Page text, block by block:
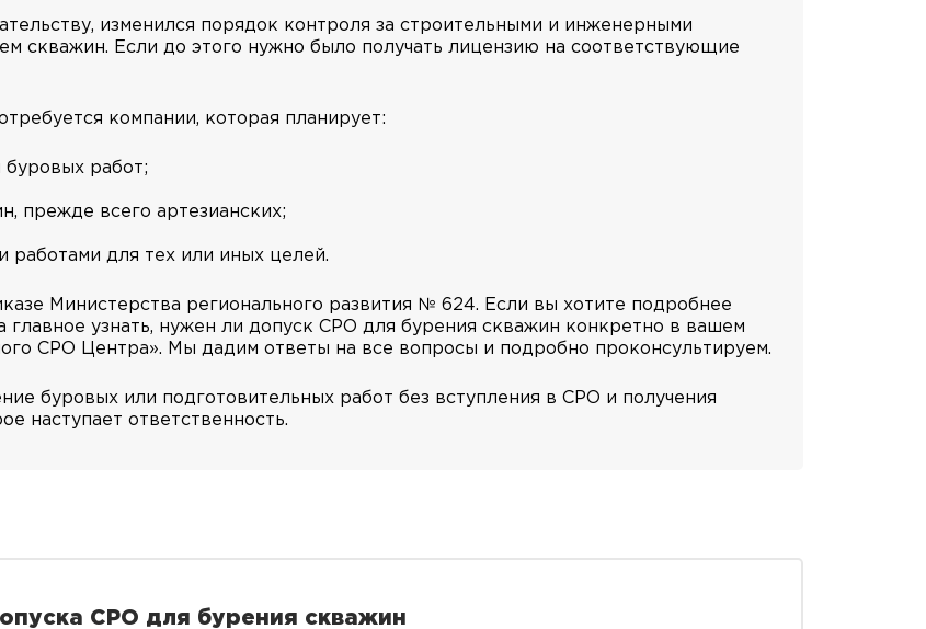
изменился порядок контроля за строительными и инженерными
скважин. Если до этого нужно было получать лицензию на соответствующие
компании, которая планирует:
работ;
прежде всего артезианских;
работами для тех или иных целей.
Министерства регионального развития № 624. Если вы хотите подробнее
главное узнать, нужен ли допуск СРО для бурения скважин конкретно в вашем
СРО Центра». Мы дадим ответы на все вопросы и подробно проконсультируем.
буровых или подготовительных работ без вступления в СРО и получения
наступает ответственность.
СРО для бурения скважин